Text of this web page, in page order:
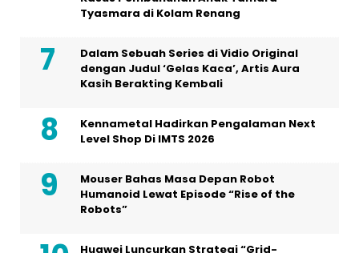
Tyasmara di Kolam Renang
Dalam Sebuah Series di Vidio Original
dengan Judul ‘Gelas Kaca’, Artis Aura
Kasih Berakting Kembali
Kennametal Hadirkan Pengalaman Next
Level Shop Di IMTS 2026
Mouser Bahas Masa Depan Robot
Humanoid Lewat Episode “Rise of the
Robots”
Huawei Luncurkan Strategi “Grid-